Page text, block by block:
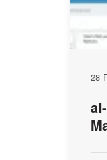
28